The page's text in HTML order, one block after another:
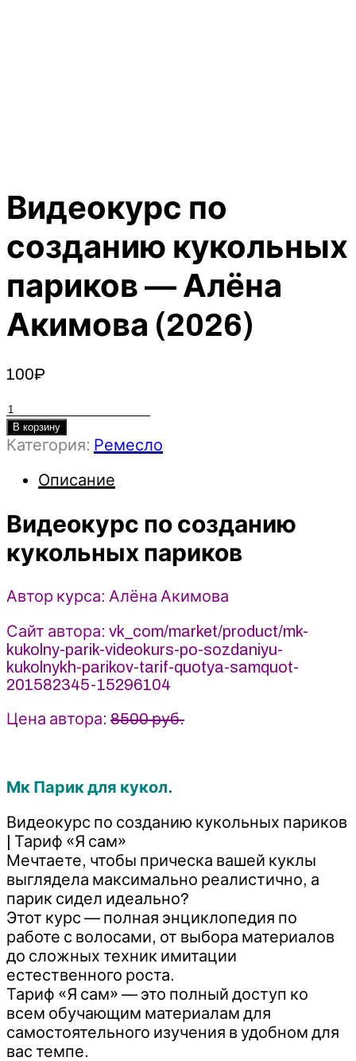
Видеокурс по
созданию кукольных
париков — Алёна
Акимова (2026)
100₽
Количество
товара
Видеокурс
созданию
париков
Алёна
(2026)
В корзину
Категория: Ремесло
Описание
Видеокурс по созданию
кукольных париков
Автор курса: Алёна Акимова
Сайт автора: vk_com/market/product/mk-
kukolny-parik-videokurs-po-sozdaniyu-
kukolnykh-parikov-tarif-quotya-samquot-
201582345-15296104
Цена автора: 8500 руб.
Мк Парик для кукол.
Видеокурс по созданию кукольных париков
| Тариф «Я сам»
Мечтаете, чтобы прическа вашей куклы
выглядела максимально реалистично, а
парик сидел идеально?
Этот курс — полная энциклопедия по
работе с волосами, от выбора материалов
до сложных техник имитации
естественного роста.
Тариф «Я сам» — это полный доступ ко
всем обучающим материалам для
самостоятельного изучения в удобном для
вас темпе.